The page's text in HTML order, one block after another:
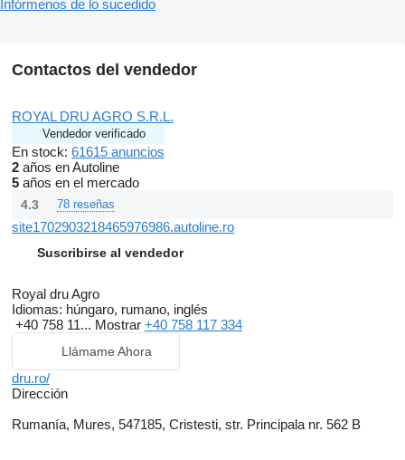
Infórmenos de lo sucedido
Contactos del vendedor
ROYAL DRU AGRO S.R.L.
Vendedor verificado
En stock: 61615 anuncios
2 años en Autoline
5 años en el mercado
4.3 78 reseñas
site1702903218465976986.autoline.ro
Suscribirse al vendedor
Royal dru Agro
Idiomas: húngaro, rumano, inglés
+40 758 11... Mostrar +40 758 117 334
Llámame Ahora
dru.ro/
Dirección
Rumanía, Mures, 547185, Cristesti, str. Principala nr. 562 B